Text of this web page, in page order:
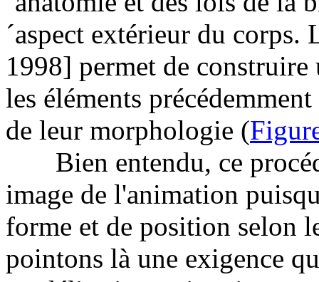
´aspect extérieur du
1998] permet de construire
les éléments
de leur morphologie (
Bien entendu, ce
image de l'animation
forme et de position selon
pointons là une exigence